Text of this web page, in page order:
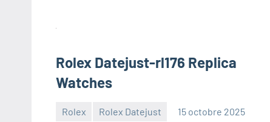
Rolex Datejust-rl176 Replica
Watches
Rolex Rolex Datejust 15 octobre 2025